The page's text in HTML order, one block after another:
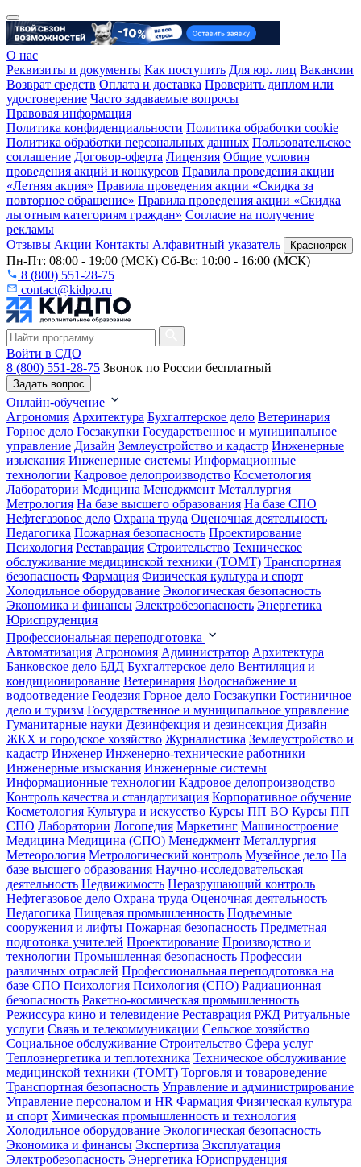
О нас
Реквизиты и документы Как поступить Для юр. лиц Вакансии
Возврат средств Оплата и доставка Проверить диплом или
удостоверение Часто задаваемые вопросы
Правовая информация
Политика конфиденциальности Политика обработки cookie
Политика обработки персональных данных Пользовательское
соглашение Договор-оферта Лицензия Общие условия
проведения акций и конкурсов Правила проведения акции
«Летняя акция» Правила проведения акции «Скидка за
повторное обращение» Правила проведения акции «Скидка
льготным категориям граждан» Согласие на получение
рекламы
Отзывы Акции Контакты Алфавитный указатель Красноярск
Пн-Пт: 08:00 - 19:00 (МСК) Сб-Вс: 10:00 - 16:00 (МСК)
8 (800) 551-28-75
contact@kidpo.ru
Войти в СДО
8 (800) 551-28-75 Звонок по России бесплатный
Задать вопрос
Онлайн-обучение
Агрономия Архитектура Бухгалтерское дело Ветеринария
Горное дело Госзакупки Государственное и муниципальное
управление Дизайн Землеустройство и кадастр Инженерные
изыскания Инженерные системы Информационные
технологии Кадровое делопроизводство Косметология
Лаборатории Медицина Менеджмент Металлургия
Метрология На базе высшего образования На базе СПО
Нефтегазовое дело Охрана труда Оценочная деятельность
Педагогика Пожарная безопасность Проектирование
Психология Реставрация Строительство Техническое
обслуживание медицинской техники (ТОМТ) Транспортная
безопасность Фармация Физическая культура и спорт
Холодильное оборудование Экологическая безопасность
Экономика и финансы Электробезопасность Энергетика
Юриспруденция
Профессиональная переподготовка
Автоматизация Агрономия Администратор Архитектура
Банковское дело БДД Бухгалтерское дело Вентиляция и
кондиционирование Ветеринария Водоснабжение и
водоотведение Геодезия Горное дело Госзакупки Гостиничное
дело и туризм Государственное и муниципальное управление
Гуманитарные науки Дезинфекция и дезинсекция Дизайн
ЖКХ и городское хозяйство Журналистика Землеустройство и
кадастр Инженер Инженерно-технические работники
Инженерные изыскания Инженерные системы
Информационные технологии Кадровое делопроизводство
Контроль качества и стандартизация Корпоративное обучение
Косметология Культура и искусство Курсы ПП ВО Курсы ПП
СПО Лаборатории Логопедия Маркетинг Машиностроение
Медицина Медицина (СПО) Менеджмент Металлургия
Метеорология Метрологический контроль Музейное дело На
базе высшего образования Научно-исследовательская
деятельность Недвижимость Неразрушающий контроль
Нефтегазовое дело Охрана труда Оценочная деятельность
Педагогика Пищевая промышленность Подъемные
сооружения и лифты Пожарная безопасность Предметная
подготовка учителей Проектирование Производство и
технологии Промышленная безопасность Профессии
различных отраслей Профессиональная переподготовка на
базе СПО Психология Психология (СПО) Радиационная
безопасность Ракетно-космическая промышленность
Режиссура кино и телевидение Реставрация РЖД Ритуальные
услуги Связь и телекоммуникации Сельское хозяйство
Социальное обслуживание Строительство Сфера услуг
Теплоэнергетика и теплотехника Техническое обслуживание
медицинской техники (ТОМТ) Торговля и товароведение
Транспортная безопасность Управление и администрирование
Управление персоналом и HR Фармация Физическая культура
и спорт Химическая промышленность и технология
Холодильное оборудование Экологическая безопасность
Экономика и финансы Экспертиза Эксплуатация
Электробезопасность Энергетика Юриспруденция